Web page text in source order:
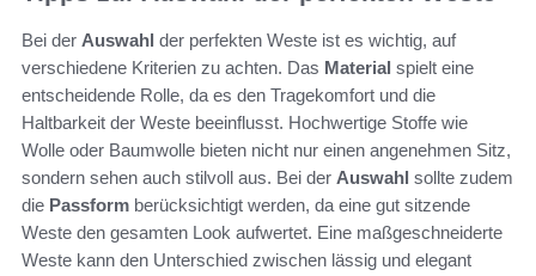
Bei der Auswahl der perfekten Weste ist es wichtig, auf
verschiedene Kriterien zu achten. Das Material spielt eine
entscheidende Rolle, da es den Tragekomfort und die
Haltbarkeit der Weste beeinflusst. Hochwertige Stoffe wie
Wolle oder Baumwolle bieten nicht nur einen angenehmen Sitz,
sondern sehen auch stilvoll aus. Bei der Auswahl sollte zudem
die Passform berücksichtigt werden, da eine gut sitzende
Weste den gesamten Look aufwertet. Eine maßgeschneiderte
Weste kann den Unterschied zwischen lässig und elegant